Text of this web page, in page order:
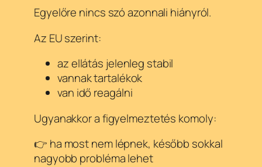
Egyelőre nincs szó azonnali hiányról.
Az EU szerint:
az ellátás jelenleg stabil
vannak tartalékok
van idő reagálni
Ugyanakkor a figyelmeztetés komoly:
👉 ha most nem lépnek, később sokkal
nagyobb probléma lehet